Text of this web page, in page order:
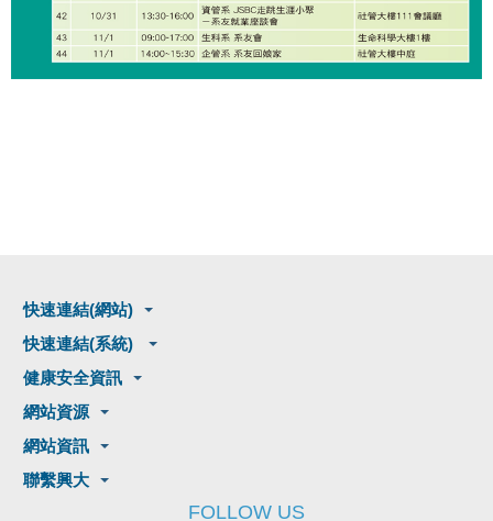
快速連結(網站)
快速連結(系統)
健康安全資訊
網站資源
網站資訊
聯繫興大
FOLLOW US